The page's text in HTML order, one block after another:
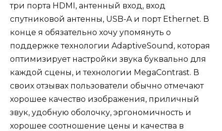
три порта HDMI, антенный вход, вход
спутниковой антенны, USB-A и порт Ethernet. В
конце я обязательно хочу упомянуть о
поддержке технологии AdaptiveSound, которая
оптимизирует настройки звука буквально для
каждой сцены, и технологии MegaContrast. В
своих отзывах пользователи обычно отмечают
хорошее качество изображения, приличный
звук, удобную оболочку, эргономичность и
хорошее соотношение цены и качества в